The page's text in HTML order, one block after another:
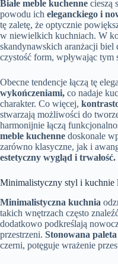
Białe meble kuchenne cieszą
powodu ich eleganckiego i
tę zaletę, że optycznie
w niewielkich kuchniach. W
skandynawskich aranżacji biel
czystość form, wpływając tym
Obecne tendencje łączą tę
wykończeniami, co nadaje
charakter. Co więcej,
stwarzają możliwości do
harmonijnie łączą
meble kuchenne doskonale
zarówno klasyczne, jak i
estetyczny wygląd i trwałość.
Minimalistyczny styl i kuchnie
Minimalistyczna kuchnia
takich wnętrzach często
dodatkowo podkreślają
przestrzeni. Stonowana
czerni, potęguje wrażenie